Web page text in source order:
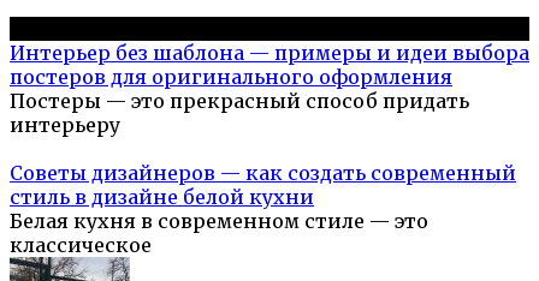
Интерьер без шаблона — примеры и идеи выбора
постеров для оригинального оформления
Постеры — это прекрасный способ придать
интерьеру
Советы дизайнеров — как создать современный
стиль в дизайне белой кухни
Белая кухня в современном стиле — это
классическое